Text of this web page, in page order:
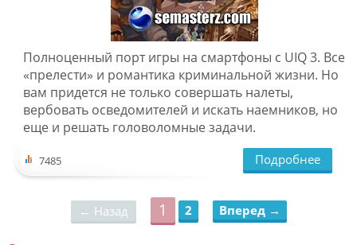
Полноценный порт игры на смартфоны с UIQ 3. Все
«прелести» и романтика криминальной жизни. Но
вам придется не только совершать налеты,
вербовать осведомителей и искать наемников, но
еще и решать головоломные задачи.
7485 Подробнее
← Назад 1 2 Вперед →